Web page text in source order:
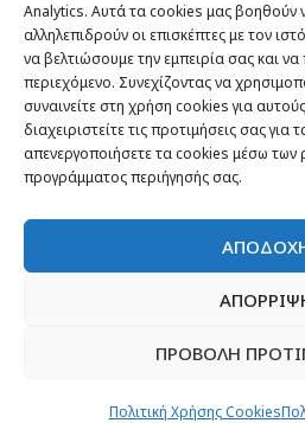
Analytics. Αυτά τα cookies μας βοηθούν
αλληλεπιδρούν οι επισκέπτες με τον
να βελτιώσουμε την εμπειρία σας και
περιεχόμενο. Συνεχίζοντας να
συναινείτε στη χρήση cookies για
διαχειριστείτε τις προτιμήσεις σας για
απενεργοποιήσετε τα cookies μέσω των
προγράμματος περιήγησής σας.
ΠΡΟΒΟΛΗ
Πολιτική Χρήσης Cookies
CITY and CULTURE
Newsletter
“H μόνη επένδυση από